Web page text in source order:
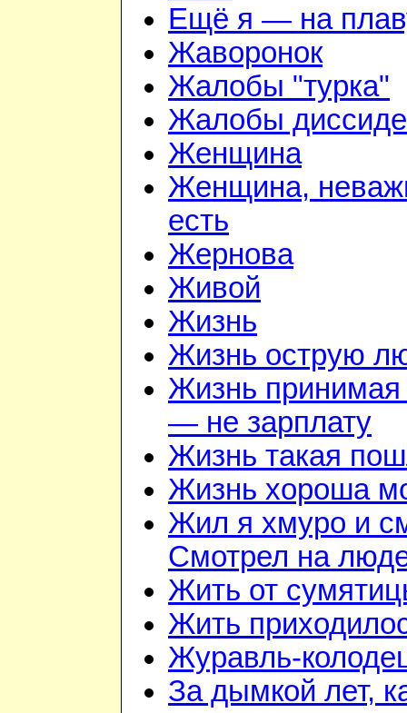
Ещё я — на
Жаворонок
Жалобы "турка"
Жалобы
Женщина
Женщина,
есть
Жернова
Живой
Жизнь
Жизнь острую
Жизнь принимая
— не зарплату
Жизнь такая
Жизнь хороша
Жил я хмуро и
Смотрел на
Жить от
Жить
Журавль-
За дымкой лет,